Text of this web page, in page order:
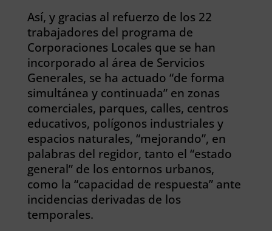
Así, y gracias al refuerzo de los 22
trabajadores del programa de
Corporaciones Locales que se han
incorporado al área de Servicios
Generales, se ha actuado “de forma
simultánea y continuada” en zonas
comerciales, parques, calles, centros
educativos, polígonos industriales y
espacios naturales, “mejorando”, en
palabras del regidor, tanto el “estado
general” de los entornos urbanos,
como la “capacidad de respuesta” ante
incidencias derivadas de los
temporales.